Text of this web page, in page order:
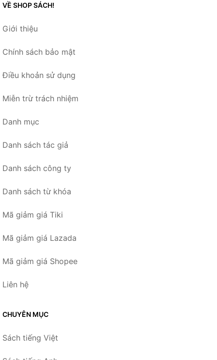
VỀ SHOP SÁCH!
Giới thiệu
Chính sách bảo mật
Điều khoản sử dụng
Miễn trừ trách nhiệm
Danh mục
Danh sách tác giả
Danh sách công ty
Danh sách từ khóa
Mã giảm giá Tiki
Mã giảm giá Lazada
Mã giảm giá Shopee
Liên hệ
CHUYÊN MỤC
Sách tiếng Việt